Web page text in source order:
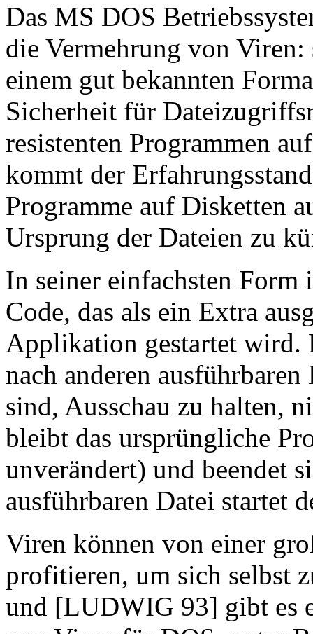
Das MS DOS
die Vermehrung von
einem gut bekannten
Sicherheit für
resistenten Programmen
kommt der
Programme auf Disketten
Ursprung der Dateien zu
In seiner einfachsten
Code, das als ein Extra
Applikation gestartet wird.
nach anderen
sind, Ausschau zu halten,
bleibt das ursprüngliche
unverändert) und beendet
ausführbaren Datei startet
Viren können von einer
profitieren, um sich selbst
und [LUDWIG 93] gibt es